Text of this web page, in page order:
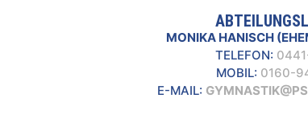
MONIKA HANISCH
TELEFON:
MOBIL: 0160-
E-MAIL: